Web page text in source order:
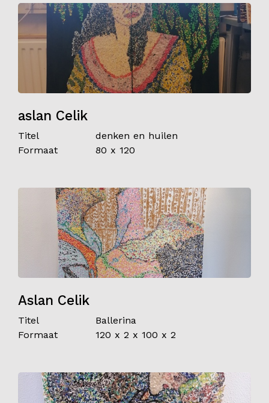
aslan Celik
Titel
denken en huilen
Formaat
80 x 120
Aslan Celik
Titel
Ballerina
Formaat
120 x 2 x 100 x 2